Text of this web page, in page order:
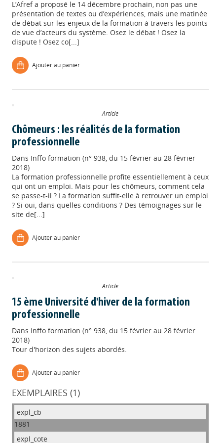
L’Afref a proposé le 14 décembre prochain, non pas une
présentation de textes ou d’expériences, mais une matinée
de débat sur les enjeux de la formation à travers les points
de vue d’acteurs du système. Osez le débat ! Osez la
dispute ! Osez co[...]
Ajouter au panier
Article
Chômeurs : les réalités de la formation
professionnelle
Dans Inffo formation (n° 938, du 15 février au 28 février
2018)
La formation professionnelle profite essentiellement à ceux
qui ont un emploi. Mais pour les chômeurs, comment cela
se passe-t-il ? La formation suffit-elle à retrouver un emploi
? Si oui, dans quelles conditions ? Des témoignages sur le
site de[...]
Ajouter au panier
Article
15 ème Université d'hiver de la formation
professionnelle
Dans Inffo formation (n° 938, du 15 février au 28 février
2018)
Tour d'horizon des sujets abordés.
Ajouter au panier
EXEMPLAIRES (1)
1881